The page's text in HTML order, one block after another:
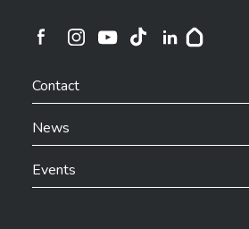
Ville de Differdange sur
Contact
News
Events